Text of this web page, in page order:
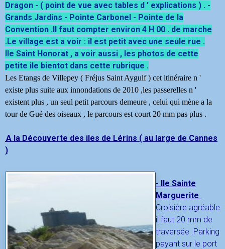
Dragon - ( point de vue avec tables d ' explications ) . -
Grands Jardins - Pointe Carbonel - Pointe de la
Convention .Il faut compter environ 4 H 00 . de marche
.Le village est a voir : il est petit avec une seule rue .
Ile Saint Honorat , a voir aussi , les photos de cette
petite ile bientot dans cette rubrique .
Les Etangs de Villepey ( Fréjus Saint Aygulf ) cet itinéraire n '
existe plus suite aux innondations de 2010 ,les passerelles n '
existent plus , un seul petit parcours demeure , celui qui mène a la
tour de Gué des oiseaux , le parcours est court 20 mm pas plus .
A la Découverte des iles de Lérins ( au large de Cannes
)
- Ile Sainte
Marguerite .
Croisière agréable
il faut 20 mm de
traversée .Parking
payant sur le port